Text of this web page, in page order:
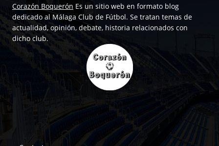
Corazón Boquerón Es un sitio web en formato blog
dedicado al Málaga Club de Fútbol. Se tratan temas de
actualidad, opinión, debate, historia relacionados con
dicho club.